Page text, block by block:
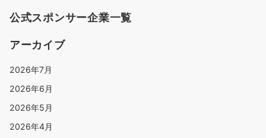
公式スポンサー企業一覧
アーカイブ
2026年7月
2026年6月
2026年5月
2026年4月